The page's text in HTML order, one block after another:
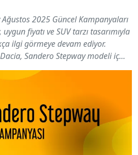
2025 Güncel Kampanyaları
fiyatı ve SUV tarzı tasarımıyla
ilgi görmeye devam ediyor.
Sandero Stepway modeli iç...